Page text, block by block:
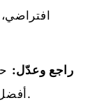
راجع وعدّل:
.